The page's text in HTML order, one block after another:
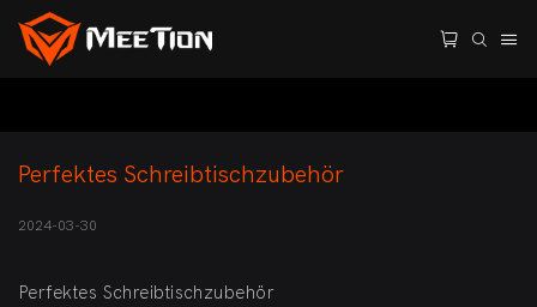
Perfektes Schreibtischzubehör
2024-03-30
Perfektes Schreibtischzubehör